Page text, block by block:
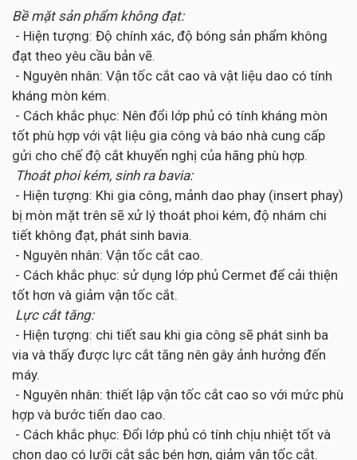
Bề mặt sản phẩm không đạt:
- Hiện tượng: Độ chính xác, độ bóng sản phẩm không
đạt theo yêu cầu bản vẽ.
- Nguyên nhân: Vận tốc cắt cao và vật liệu dao có tính
kháng mòn kém.
- Cách khắc phục: Nên đổi lớp phủ có tính kháng mòn
tốt phù hợp với vật liệu gia công và báo nhà cung cấp
gửi cho chế độ cắt khuyến nghị của hãng phù hợp.
Thoát phoi kém, sinh ra bavia:
- Hiện tượng: Khi gia công, mảnh dao phay (insert phay)
bị mòn mặt trên sẽ xử lý thoát phoi kém, độ nhám chi
tiết không đạt, phát sinh bavia.
- Nguyên nhân: Vận tốc cắt cao.
- Cách khắc phục: sử dụng lớp phủ Cermet để cải thiện
tốt hơn và giảm vận tốc cắt.
Lực cắt tăng:
- Hiện tượng: chi tiết sau khi gia công sẽ phát sinh ba
via và thấy được lực cắt tăng nên gây ảnh hưởng đến
máy.
- Nguyên nhân: thiết lập vận tốc cắt cao so với mức phù
hợp và bước tiến dao cao.
- Cách khắc phục: Đổi lớp phủ có tính chịu nhiệt tốt và
chọn dao có lưỡi cắt sắc bén hơn, giảm vận tốc cắt.